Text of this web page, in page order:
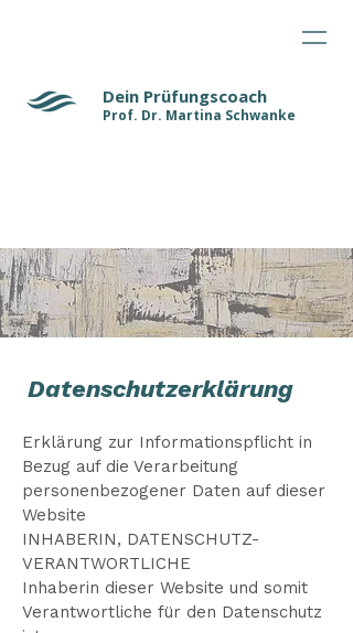
Dein Prüfungscoach
Prof. Dr. Martina Schwanke
Datenschutzerklärung
Erklärung zur Informationspflicht in
Bezug auf die Verarbeitung
personenbezogener Daten auf dieser
Website
INHABERIN, DATENSCHUTZ-
VERANTWORTLICHE
Inhaberin dieser Website und somit
Verantwortliche für den Datenschutz